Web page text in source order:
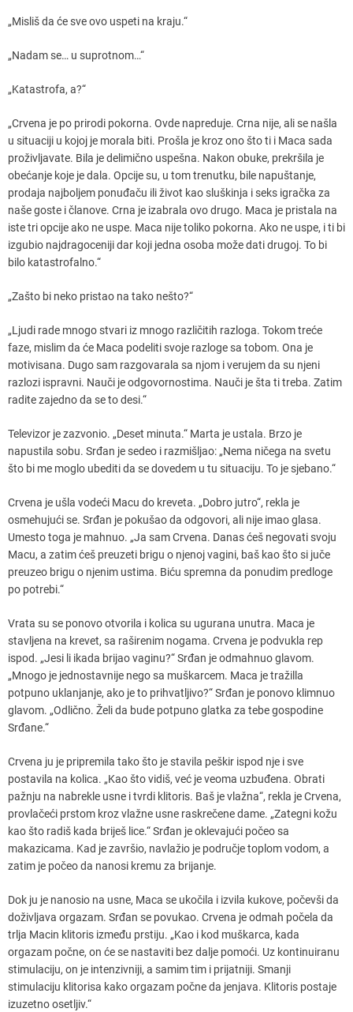
„Misliš da će sve ovo uspeti na kraju.“
„Nadam se… u suprotnom…“
„Katastrofa, a?“
„Crvena je po prirodi pokorna. Ovde napreduje. Crna nije, ali se našla
u situaciji u kojoj je morala biti. Prošla je kroz ono što ti i Maca sada
proživljavate. Bila je delimično uspešna. Nakon obuke, prekršila je
obećanje koje je dala. Opcije su, u tom trenutku, bile napuštanje,
prodaja najboljem ponuđaču ili život kao sluškinja i seks igračka za
naše goste i članove. Crna je izabrala ovo drugo. Maca je pristala na
iste tri opcije ako ne uspe. Maca nije toliko pokorna. Ako ne uspe, i ti bi
izgubio najdragoceniji dar koji jedna osoba može dati drugoj. To bi
bilo katastrofalno.“
„Zašto bi neko pristao na tako nešto?“
„Ljudi rade mnogo stvari iz mnogo različitih razloga. Tokom treće
faze, mislim da će Maca podeliti svoje razloge sa tobom. Ona je
motivisana. Dugo sam razgovarala sa njom i verujem da su njeni
razlozi ispravni. Nauči je odgovornostima. Nauči je šta ti treba. Zatim
radite zajedno da se to desi.“
Televizor je zazvonio. „Deset minuta.“ Marta je ustala. Brzo je
napustila sobu. Srđan je sedeo i razmišljao: „Nema ničega na svetu
što bi me moglo ubediti da se dovedem u tu situaciju. To je sjebano.“
Crvena je ušla vodeći Macu do kreveta. „Dobro jutro“, rekla je
osmehujući se. Srđan je pokušao da odgovori, ali nije imao glasa.
Umesto toga je mahnuo. „Ja sam Crvena. Danas ćeš negovati svoju
Macu, a zatim ćeš preuzeti brigu o njenoj vagini, baš kao što si juče
preuzeo brigu o njenim ustima. Biću spremna da ponudim predloge
po potrebi.“
Vrata su se ponovo otvorila i kolica su ugurana unutra. Maca je
stavljena na krevet, sa raširenim nogama. Crvena je podvukla rep
ispod. „Jesi li ikada brijao vaginu?“ Srđan je odmahnuo glavom.
„Mnogo je jednostavnije nego sa muškarcem. Maca je tražilla
potpuno uklanjanje, ako je to prihvatljivo?“ Srđan je ponovo klimnuo
glavom. „Odlično. Želi da bude potpuno glatka za tebe gospodine
Srđane.“
Crvena ju je pripremila tako što je stavila peškir ispod nje i sve
postavila na kolica. „Kao što vidiš, već je veoma uzbuđena. Obrati
pažnju na nabrekle usne i tvrdi klitoris. Baš je vlažna“, rekla je Crvena,
provlačeći prstom kroz vlažne usne raskrečene dame. „Zategni kožu
kao što radiš kada briješ lice.“ Srđan je oklevajući počeo sa
makazicama. Kad je završio, navlažio je područje toplom vodom, a
zatim je počeo da nanosi kremu za brijanje.
Dok ju je nanosio na usne, Maca se ukočila i izvila kukove, počevši da
doživljava orgazam. Srđan se povukao. Crvena je odmah počela da
trlja Macin klitoris između prstiju. „Kao i kod muškarca, kada
orgazam počne, on će se nastaviti bez dalje pomoći. Uz kontinuiranu
stimulaciju, on je intenzivniji, a samim tim i prijatniji. Smanji
stimulaciju klitorisa kako orgazam počne da jenjava. Klitoris postaje
izuzetno osetljiv.“